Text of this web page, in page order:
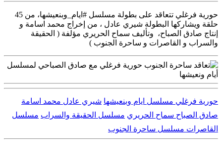
حورية فرغلي تتعاقد على بطولة مسلسل #ايام_وبنعيشها، من 45
حلقة ويشاركها البطولة شيري عادل ، من إخراج محمد اسامة و
إنتاج صادق الصباح، وتأليف سماح الحريري مؤلفة ( الحقيقة
والسراب و القاصرات و ساحرة الجنوب )
حورية فرغلي مسلسل ايام وبنعيشها شيري عادل محمد اسامة
صادق الصباح سماح الحريري مسلسل الحقيقة والسراب مسلسل
القاصرات مسلسل ساحرة الجنوب